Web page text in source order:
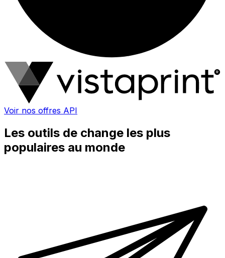
Voir nos offres API
Les outils de change les plus
populaires au monde